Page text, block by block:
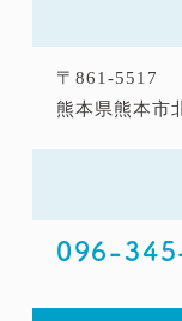
〒861-5517
熊本県熊本市
096-